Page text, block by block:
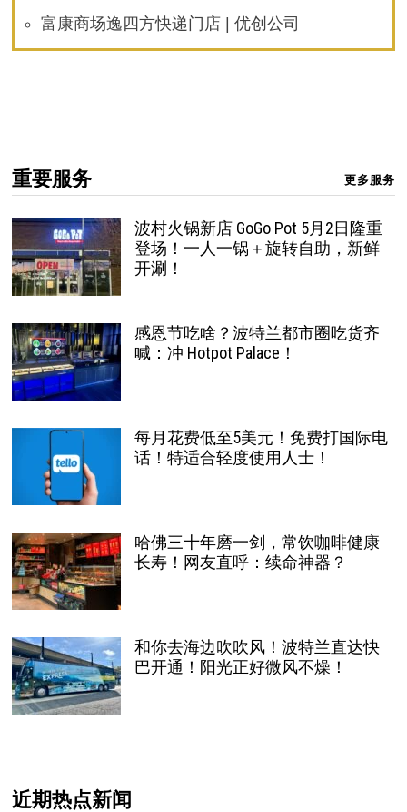
富康商场逸四方快递门店 | 优创公司
重要服务 更多服务
波村火锅新店 GoGo Pot 5月2日隆重
登场！一人一锅＋旋转自助，新鲜
开涮！
感恩节吃啥？波特兰都市圈吃货齐
喊：冲 Hotpot Palace！
每月花费低至5美元！免费打国际电
话！特适合轻度使用人士！
哈佛三十年磨一剑，常饮咖啡健康
长寿！网友直呼：续命神器？
和你去海边吹吹风！波特兰直达快
巴开通！阳光正好微风不燥！
近期热点新闻